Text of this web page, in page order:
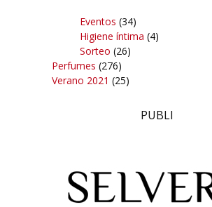
Eventos (34)
Higiene íntima (4)
Sorteo (26)
Perfumes (276)
Verano 2021 (25)
PUBLI